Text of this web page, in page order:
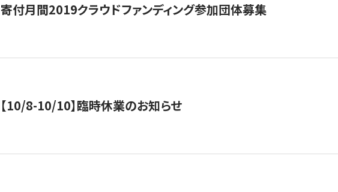
寄付月間2019クラウドファンディング参加団体募集
【10/8-10/10】臨時休業のお知らせ